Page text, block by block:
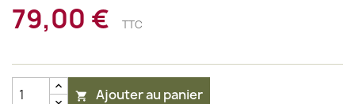
79,00 € TTC
 Ajouter au panier